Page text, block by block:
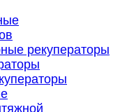
рекуператоры